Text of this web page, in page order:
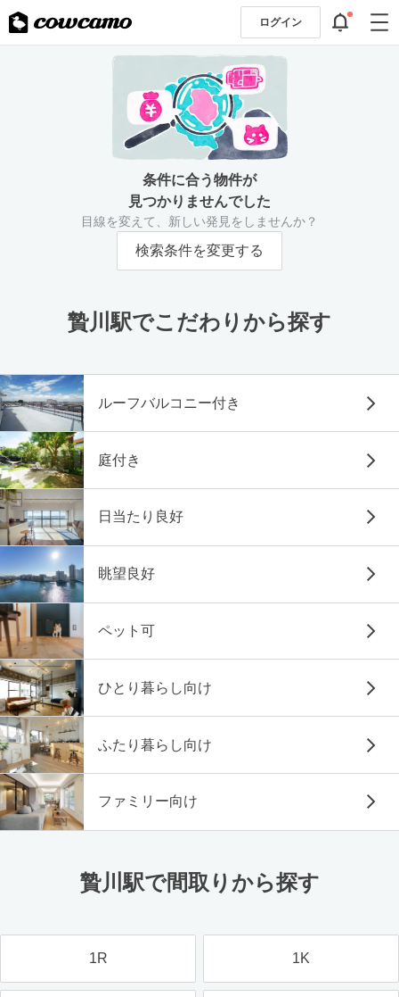
ログイン
条件に合う物件が
見つかりませんでした
目線を変えて、新しい発見をしませんか？
検索条件を変更する
贄川駅でこだわりから探す
ルーフバルコニー付き
庭付き
日当たり良好
眺望良好
ペット可
ひとり暮らし向け
ふたり暮らし向け
ファミリー向け
贄川駅で間取りから探す
1R 1K